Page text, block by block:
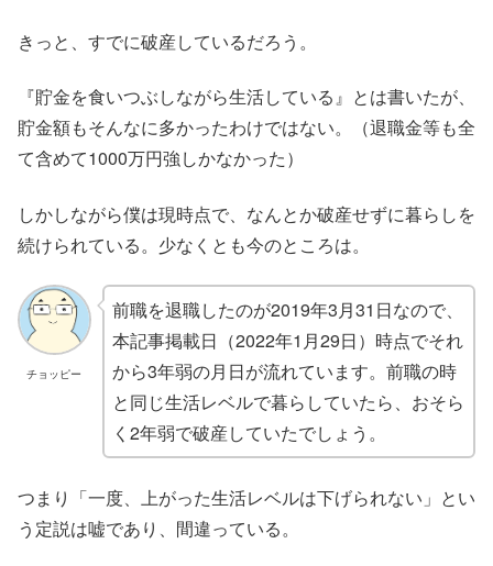
きっと、すでに破産しているだろう。
『貯金を食いつぶしながら生活している』とは書いたが、
貯金額もそんなに多かったわけではない。（退職金等も全
て含めて1000万円強しかなかった）
しかしながら僕は現時点で、なんとか破産せずに暮らしを
続けられている。少なくとも今のところは。
チョッピー
前職を退職したのが2019年3月31日なので、
本記事掲載日（2022年1月29日）時点でそれ
から3年弱の月日が流れています。前職の時
と同じ生活レベルで暮らしていたら、おそら
く2年弱で破産していたでしょう。
つまり「一度、上がった生活レベルは下げられない」とい
う定説は嘘であり、間違っている。